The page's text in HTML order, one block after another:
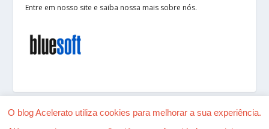
Entre em nosso site e saiba nossa mais sobre nós.
O blog Acelerato utiliza cookies para melhorar a sua experiência.